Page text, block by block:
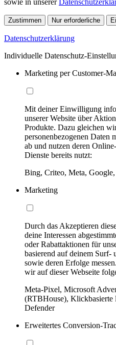
sowie in unserer
Zustimmen Nur erforderliche
Datenschutzerklärung
Individuelle Datenschutz-
Marketing per Customer-
Mit deiner Einwilligung
unserer Website über
Produkte. Dazu gleichen
personenbezogenen Daten
ab und nutzen deren
Dienste bereits nutzt:
Bing, Criteo, Meta,
Marketing
Durch das Akzeptieren
deine Interessen
oder Rabattaktionen für
basierend auf deinem Surf-
sowie deren Erfolge
wir auf dieser Webseite
Meta-Pixel, Microsoft
(RTBHouse), Klickbasierte
Defender
Erweitertes Conversion-